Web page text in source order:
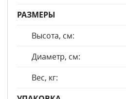
РАЗМЕРЫ
Высота, см:
Диаметр, см:
Вес, кг: